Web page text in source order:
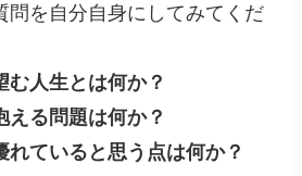
問を自分自身にしてみてくだ
む人生とは何か？
える問題は何か？
れていると思う点は何か？